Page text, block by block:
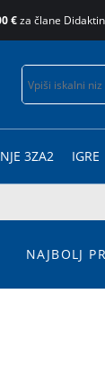
€za člane
3ZA2 IGRE
NAJBOLJ